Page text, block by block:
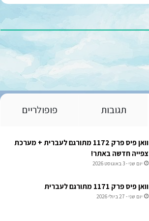
ל
תגובות פופולריים
וואן פיס פרק 1172 מתורגם לעברית + מערכת
צפייה חדשה באתר!
יום שני - 3 באוגוסט 2026
וואן פיס פרק 1171 מתורגם לעברית
יום שני - 27 ביולי 2026